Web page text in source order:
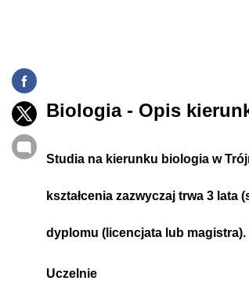
Biologia - Opis
Studia na kierunku biologia w
kształcenia zazwyczaj trwa 3
dyplomu (licencjata lub magistra).
Uczelnie